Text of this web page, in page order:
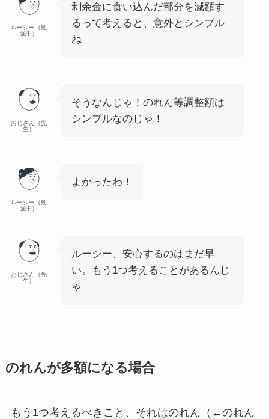
ルーシー（勉
強中）
剰余金に食い込んだ部分を減額す
るって考えると、意外とシンプル
ね
おじさん（先
生）
そうなんじゃ！のれん等調整額は
シンプルなのじゃ！
ルーシー（勉
強中）
よかったわ！
おじさん（先
生）
ルーシー、安心するのはまだ早
い。もう1つ考えることがあるんじ
ゃ
のれんが多額になる場合
もう1つ考えるべきこと、それはのれん（←のれん